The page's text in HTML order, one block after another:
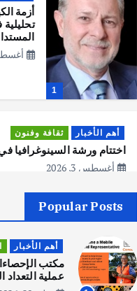
1
أزمة
أغسطس
أهم الأخبار ثقافة وفنون
اختتام ورشة السينوغرافيا في
أغسطس 3, 2026
أهم
قصة
اصبح
الاجسام
يوليو 30, 2026
Popular Posts
أهم الأخبار
عملية التعداد السكاني